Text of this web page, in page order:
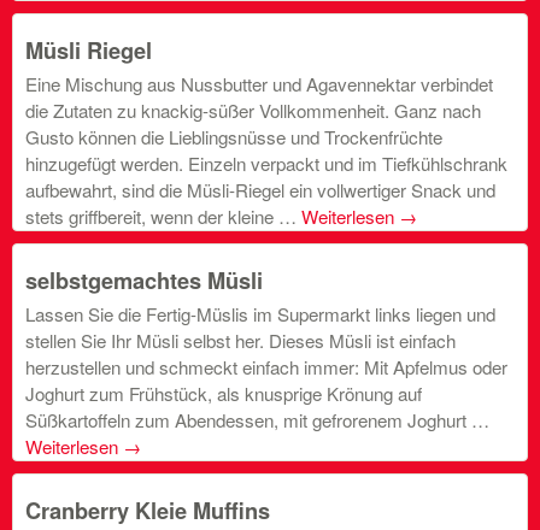
Müsli Riegel
Eine Mischung aus Nussbutter und Agavennektar verbindet
die Zutaten zu knackig-süßer Vollkommenheit. Ganz nach
Gusto können die Lieblingsnüsse und Trockenfrüchte
hinzugefügt werden. Einzeln verpackt und im Tiefkühlschrank
aufbewahrt, sind die Müsli-Riegel ein vollwertiger Snack und
stets griffbereit, wenn der kleine … Weiterlesen →
selbstgemachtes Müsli
Lassen Sie die Fertig-Müslis im Supermarkt links liegen und
stellen Sie Ihr Müsli selbst her. Dieses Müsli ist einfach
herzustellen und schmeckt einfach immer: Mit Apfelmus oder
Joghurt zum Frühstück, als knusprige Krönung auf
Süßkartoffeln zum Abendessen, mit gefrorenem Joghurt …
Weiterlesen →
Cranberry Kleie Muffins